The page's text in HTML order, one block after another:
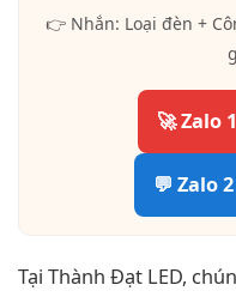
👉 Nhắn: Loại đèn +
🚀 Zalo
💬 Zalo
Tại Thành Đạt LED,